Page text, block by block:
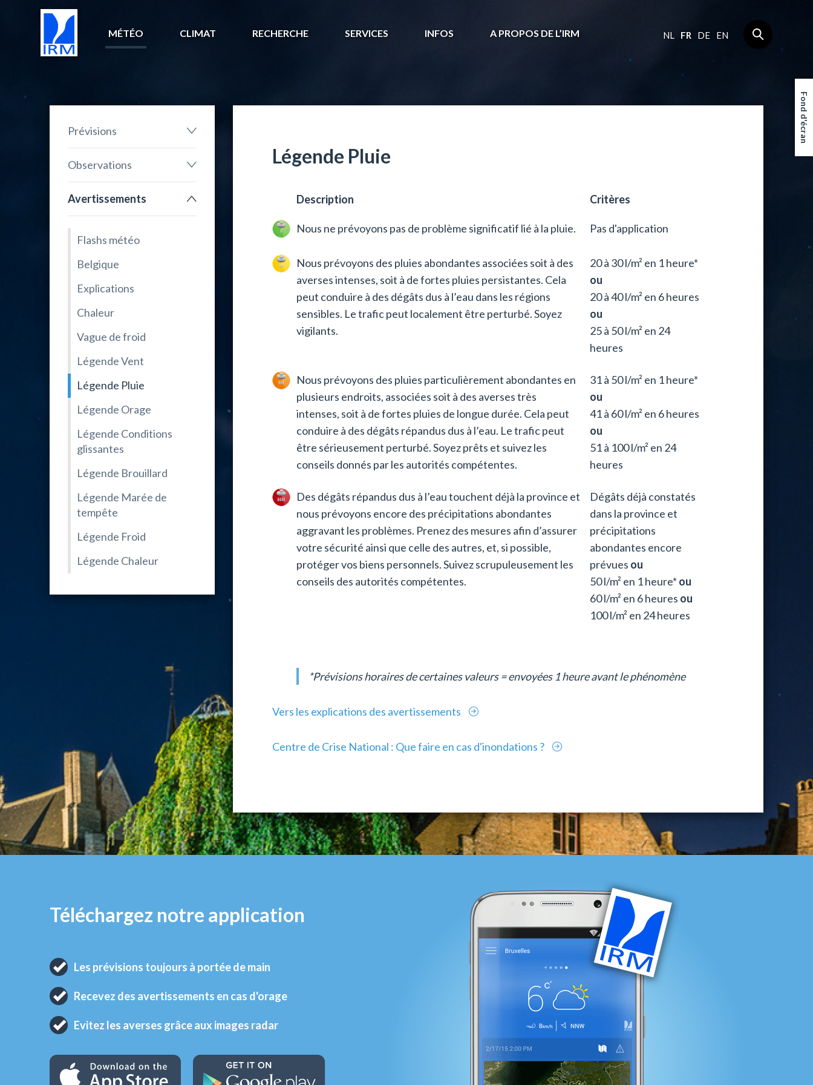
MÉTÉO CLIMAT RECHERCHE SERVICES INFOS A PROPOS DE L’IRM NL FR DE EN
Prévisions
Observations
Avertissements
Flashs météo
Belgique
Explications
Chaleur
Vague de froid
Légende Vent
Légende Pluie
Légende Orage
Légende Conditions
glissantes
Légende Brouillard
Légende Marée de
tempête
Légende Froid
Légende Chaleur
Légende Pluie
Description Critères
Nous ne prévoyons pas de problème significatif lié à la pluie. Pas d'application
Nous prévoyons des pluies abondantes associées soit à des
averses intenses, soit à de fortes pluies persistantes. Cela
peut conduire à des dégâts dus à l’eau dans les régions
sensibles. Le trafic peut localement être perturbé. Soyez
vigilants.
20 à 30 l/m² en 1 heure*
ou
20 à 40 l/m² en 6 heures
ou
25 à 50 l/m² en 24
heures
Nous prévoyons des pluies particulièrement abondantes en
plusieurs endroits, associées soit à des averses très
intenses, soit à de fortes pluies de longue durée. Cela peut
conduire à des dégâts répandus dus à l’eau. Le trafic peut
être sérieusement perturbé. Soyez prêts et suivez les
conseils donnés par les autorités compétentes.
31 à 50 l/m² en 1 heure*
ou
41 à 60 l/m² en 6 heures
ou
51 à 100 l/m² en 24
heures
Des dégâts répandus dus à l’eau touchent déjà la province et
nous prévoyons encore des précipitations abondantes
aggravant les problèmes. Prenez des mesures afin d’assurer
votre sécurité ainsi que celle des autres, et, si possible,
protéger vos biens personnels. Suivez scrupuleusement les
conseils des autorités compétentes.
Dégâts déjà constatés
dans la province et
précipitations
abondantes encore
prévues ou
50 l/m² en 1 heure* ou
60 l/m² en 6 heures ou
100 l/m² en 24 heures
*Prévisions horaires de certaines valeurs = envoyées 1 heure avant le phénomène
Vers les explications des avertissements
Centre de Crise National : Que faire en cas d'inondations ?
Téléchargez notre application
Les prévisions toujours à portée de main
Recevez des avertissements en cas d'orage
Evitez les averses grâce aux images radar
Fond d'écran